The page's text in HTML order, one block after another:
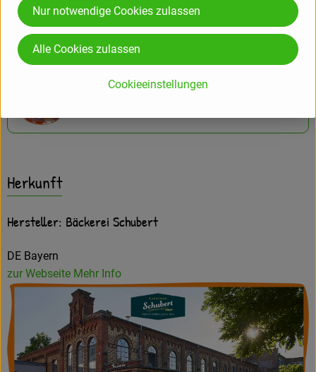
Olivenöl Bosco Falconeria 0,5l
Herkunft
Hersteller: Bäckerei Schubert
DE Bayern
zur Webseite Mehr Info
Cookieeinstellungen
Nur notwendige Cookies zulassen
Alle Cookies zulassen